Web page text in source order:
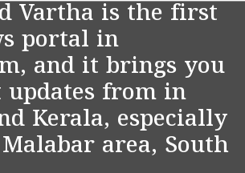
Vartha is the first
portal in
and it brings you
updates from in
Kerala, especially
area, South